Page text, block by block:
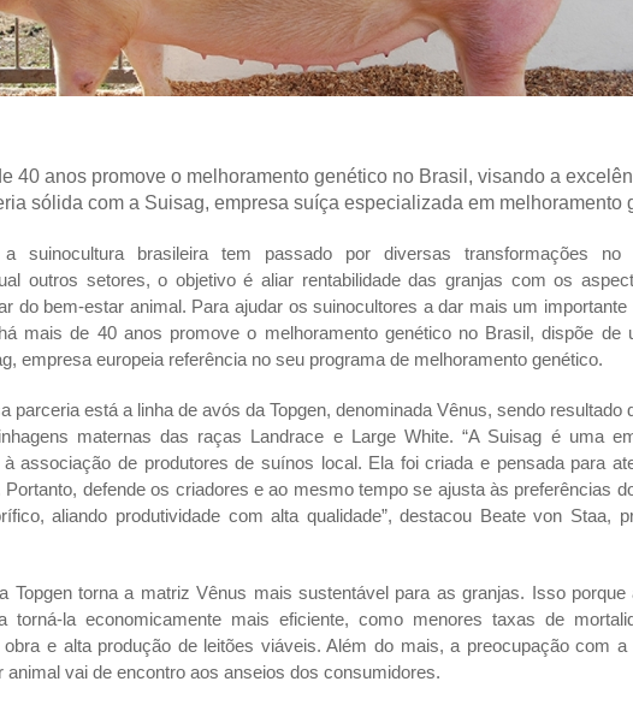
40 anos promove o melhoramento genético no Brasil, visando a
sólida com a Suisag, empresa suíça especializada em melhoramento
suinocultura brasileira tem passado por diversas transformações no
outros setores, o objetivo é aliar rentabilidade das granjas com os
do bem-estar animal. Para ajudar os suinocultores a dar mais um
mais de 40 anos promove o melhoramento genético no Brasil, dispõe de
empresa europeia referência no seu programa de melhoramento genético.
parceria está a linha de avós da Topgen, denominada Vênus, sendo resultado
maternas das raças Landrace e Large White. “A Suisag é uma
à associação de produtores de suínos local. Ela foi criada e pensada para
Portanto, defende os criadores e ao mesmo tempo se ajusta às preferências
aliando produtividade com alta qualidade”, destacou Beate von Staa,
Topgen torna a matriz Vênus mais sustentável para as granjas. Isso porque
torná-la economicamente mais eficiente, como menores taxas de
e alta produção de leitões viáveis. Além do mais, a preocupação com a
vai de encontro aos anseios dos consumidores.